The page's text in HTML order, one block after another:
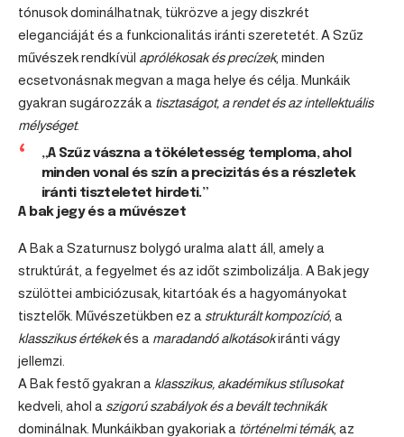
tónusok dominálhatnak, tükrözve a jegy diszkrét
eleganciáját és a funkcionalitás iránti szeretetét. A Szűz
művészek rendkívül aprólékosak és precízek, minden
ecsetvonásnak megvan a maga helye és célja. Munkáik
gyakran sugározzák a tisztaságot, a rendet és az intellektuális
mélységet.
„A Szűz vászna a tökéletesség temploma, ahol
minden vonal és szín a precizitás és a részletek
iránti tiszteletet hirdeti.”
A bak jegy és a művészet
A Bak a Szaturnusz bolygó uralma alatt áll, amely a
struktúrát, a fegyelmet és az időt szimbolizálja. A Bak jegy
szülöttei ambiciózusak, kitartóak és a hagyományokat
tisztelők. Művészetükben ez a strukturált kompozíció, a
klasszikus értékekés a maradandó alkotásokiránti vágy
jellemzi.
A Bak festő gyakran a klasszikus, akadémikus stílusokat
kedveli, ahol a szigorú szabályok és a bevált technikák
dominálnak. Munkáikban gyakoriak a történelmi témák, az